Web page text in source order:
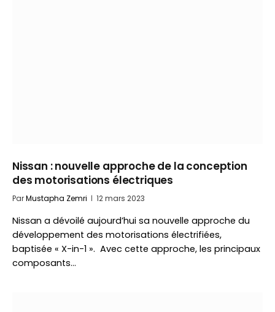
Nissan : nouvelle approche de la conception
des motorisations électriques
ParMustapha Zemri 12 mars 2023
Nissan a dévoilé aujourd’hui sa nouvelle approche du
développement des motorisations électrifiées,
baptisée « X-in-1 ». Avec cette approche, les principaux
composants…